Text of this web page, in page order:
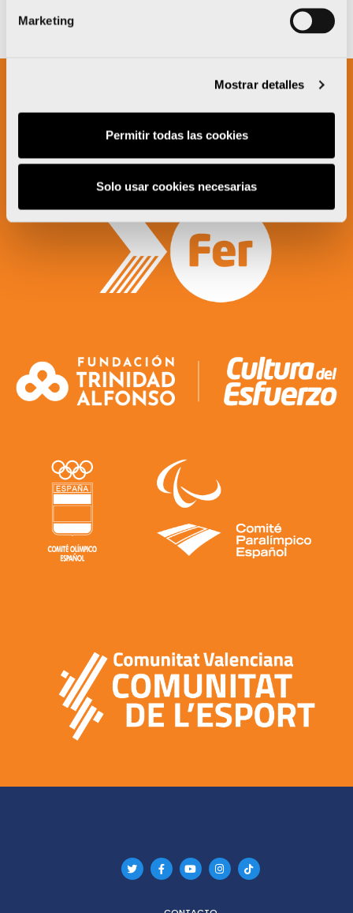
Marketing
Mostrar detalles
Permitir todas las cookies
Solo usar cookies necesarias